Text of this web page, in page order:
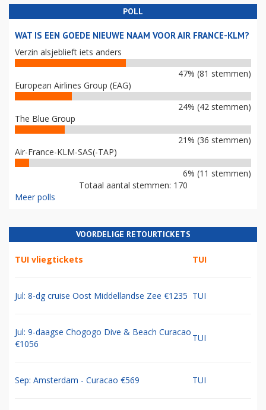
POLL
WAT IS EEN GOEDE NIEUWE NAAM VOOR AIR FRANCE-KLM?
Verzin alsjeblieft iets anders
47% (81 stemmen)
European Airlines Group (EAG)
24% (42 stemmen)
The Blue Group
21% (36 stemmen)
Air-France-KLM-SAS(-TAP)
6% (11 stemmen)
Totaal aantal stemmen: 170
Meer polls
VOORDELIGE RETOURTICKETS
TUI vliegtickets TUI
Jul: 8-dg cruise Oost Middellandse Zee €1235 TUI
Jul: 9-daagse Chogogo Dive & Beach Curacao
€1056
TUI
Sep: Amsterdam - Curacao €569 TUI